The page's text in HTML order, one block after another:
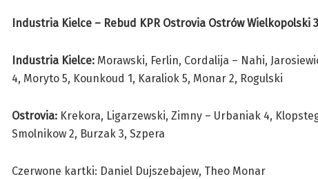
Industria Kielce – Rebud KPR Ostrovia Ostrów Wielkopolski
Industria Kielce: Morawski, Ferlin, Cordalija – Nahi,
4, Moryto 5, Kounkoud 1, Karaliok 5, Monar 2, Rogulski
Ostrovia: Krekora, Ligarzewski, Zimny – Urbaniak 4,
Smolnikow 2, Burzak 3, Szpera
Czerwone kartki: Daniel Dujszebajew, Theo Monar